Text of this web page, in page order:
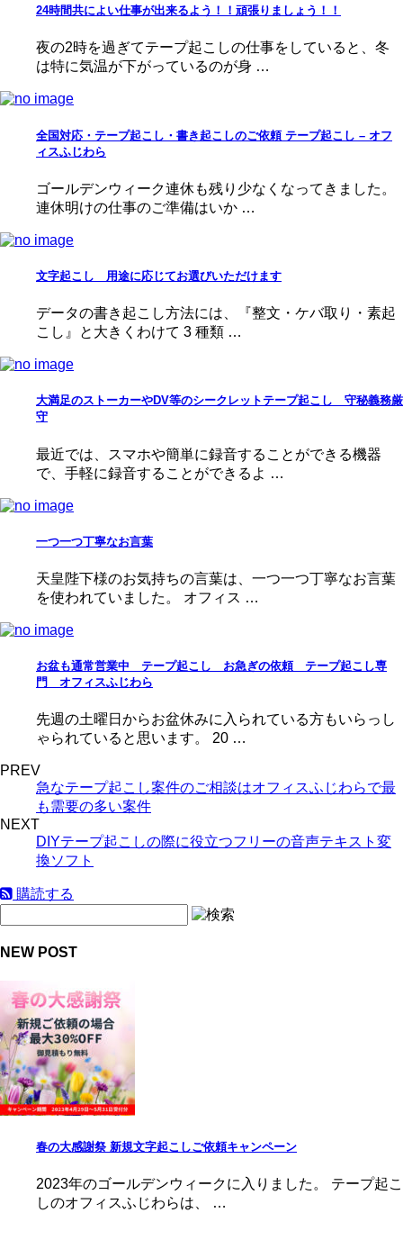
24時間共によい仕事が出来るよう！！頑張りましょう！！
夜の2時を過ぎてテープ起こしの仕事をしていると、冬
は特に気温が下がっているのが身 …
全国対応・テープ起こし・書き起こしのご依頼 テープ起こし – オフ
ィスふじわら
ゴールデンウィーク連休も残り少なくなってきました。
連休明けの仕事のご準備はいか …
文字起こし 用途に応じてお選びいただけます
データの書き起こし方法には、『整文・ケバ取り・素起
こし』と大きくわけて 3 種類 …
大満足のストーカーやDV等のシークレットテープ起こし 守秘義務厳
守
最近では、スマホや簡単に録音することができる機器
で、手軽に録音することができるよ …
一つ一つ丁寧なお言葉
天皇陛下様のお気持ちの言葉は、一つ一つ丁寧なお言葉
を使われていました。 オフィス …
お盆も通常営業中 テープ起こし お急ぎの依頼 テープ起こし専
門 オフィスふじわら
先週の土曜日からお盆休みに入られている方もいらっし
ゃられていると思います。 20 …
PREV
急なテープ起こし案件のご相談はオフィスふじわらで最
も需要の多い案件
NEXT
DIYテープ起こしの際に役立つフリーの音声テキスト変
換ソフト
購読する
NEW POST
春の大感謝祭 新規文字起こしご依頼キャンペーン
2023年のゴールデンウィークに入りました。 テープ起こ
しのオフィスふじわらは、 …